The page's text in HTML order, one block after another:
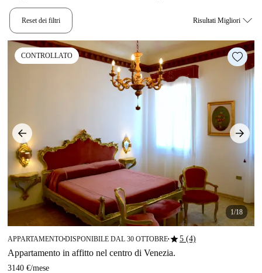
Reset dei filtri
CONTROLLATO
1/18
APPARTAMENTO■DISPONIBILE DAL 30 OTTOBRE■star5 (4)
Appartamento in affitto nel centro di Venezia.
3140 €/mese